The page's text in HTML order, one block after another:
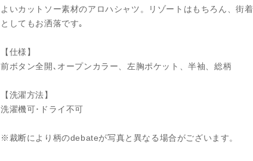
よいカットソー素材のアロハシャツ。リゾートはもちろん、街着
としてもお洒落です｡
【仕様】
前ボタン全開､オープンカラー、左胸ポケット、半袖、総柄
【洗濯方法】
洗濯機可･ドライ不可
※裁断により柄のdebateが写真と異なる場合がございます。